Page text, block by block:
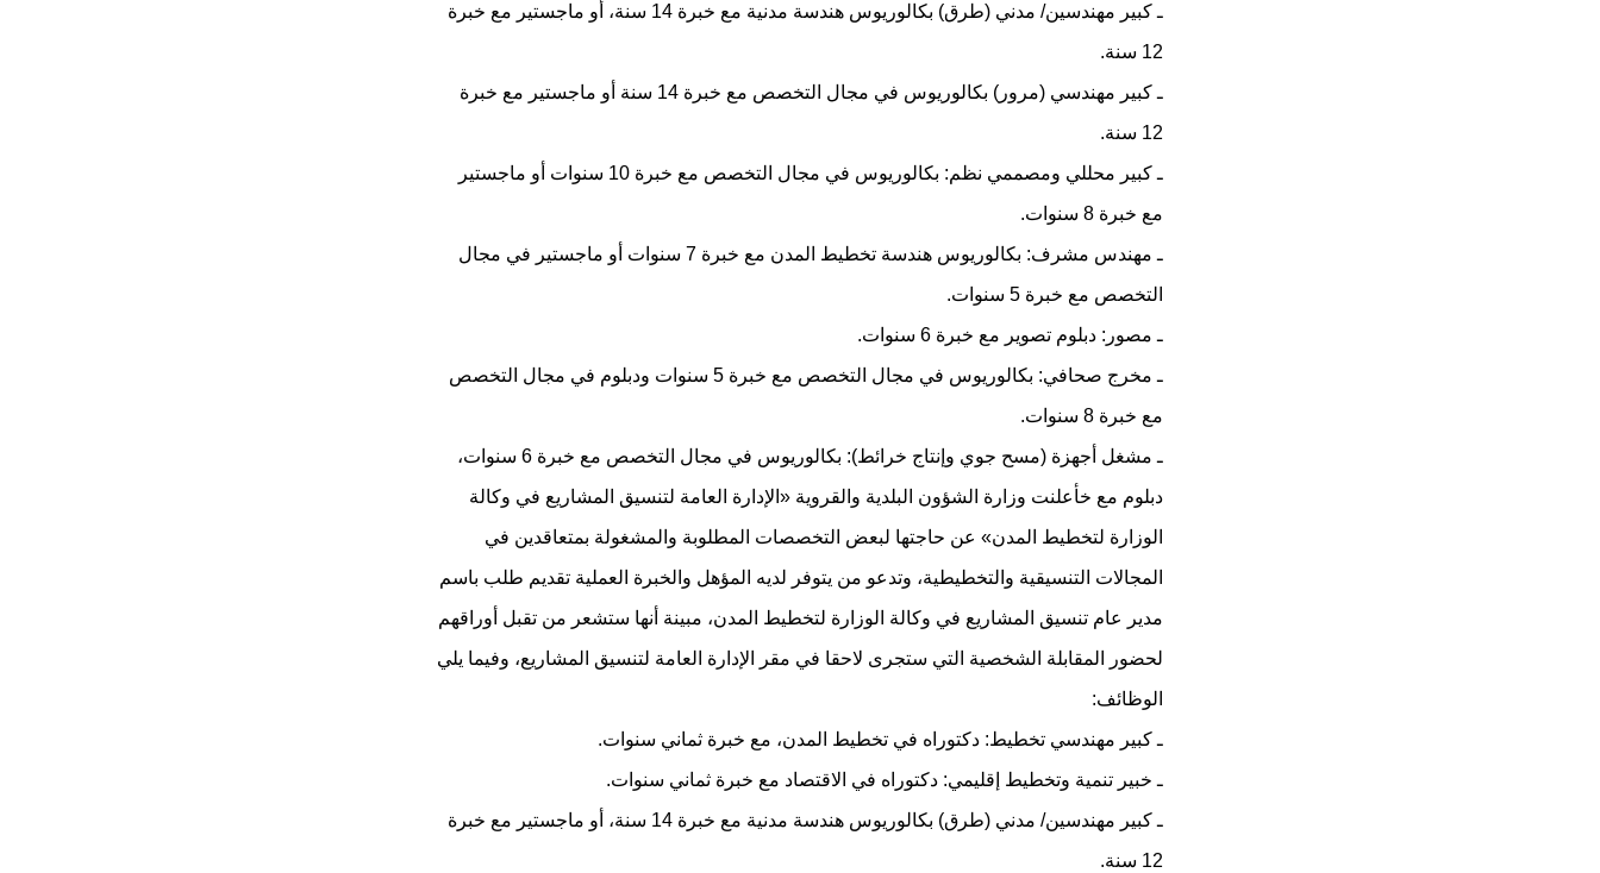
ـ كبير مهندسين/ مدني (طرق) بكالوريوس هندسة مدنية مع خبرة 14 سنة، أو ماجستير مع خبرة
12 سنة.
ـ كبير مهندسي (مرور) بكالوريوس في مجال التخصص مع خبرة 14 سنة أو ماجستير مع خبرة
12 سنة.
ـ كبير محللي ومصممي نظم: بكالوريوس في مجال التخصص مع خبرة 10 سنوات أو ماجستير
مع خبرة 8 سنوات.
ـ مهندس مشرف: بكالوريوس هندسة تخطيط المدن مع خبرة 7 سنوات أو ماجستير في مجال
التخصص مع خبرة 5 سنوات.
ـ مصور: دبلوم تصوير مع خبرة 6 سنوات.
ـ مخرج صحافي: بكالوريوس في مجال التخصص مع خبرة 5 سنوات ودبلوم في مجال التخصص
مع خبرة 8 سنوات.
ـ مشغل أجهزة (مسح جوي وإنتاج خرائط): بكالوريوس في مجال التخصص مع خبرة 6 سنوات،
دبلوم مع خأعلنت وزارة الشؤون البلدية والقروية «الإدارة العامة لتنسيق المشاريع في وكالة
الوزارة لتخطيط المدن» عن حاجتها لبعض التخصصات المطلوبة والمشغولة بمتعاقدين في
المجالات التنسيقية والتخطيطية، وتدعو من يتوفر لديه المؤهل والخبرة العملية تقديم طلب باسم
مدير عام تنسيق المشاريع في وكالة الوزارة لتخطيط المدن، مبينة أنها ستشعر من تقبل أوراقهم
لحضور المقابلة الشخصية التي ستجرى لاحقا في مقر الإدارة العامة لتنسيق المشاريع، وفيما يلي
الوظائف:
ـ كبير مهندسي تخطيط: دكتوراه في تخطيط المدن، مع خبرة ثماني سنوات.
ـ خبير تنمية وتخطيط إقليمي: دكتوراه في الاقتصاد مع خبرة ثماني سنوات.
ـ كبير مهندسين/ مدني (طرق) بكالوريوس هندسة مدنية مع خبرة 14 سنة، أو ماجستير مع خبرة
12 سنة.